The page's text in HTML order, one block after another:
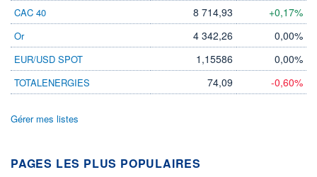
21M / 31.01.25
RISQUE DU FONDS (SRI)
3/7
CAC 40 8 714,93 +0,17%
Or 4 342,26 0,00%
EUR/USD SPOT 1,15586 0,00%
TOTALENERGIES 74,09 -0,60%
Gérer mes listes
PAGES LES PLUS POPULAIRES